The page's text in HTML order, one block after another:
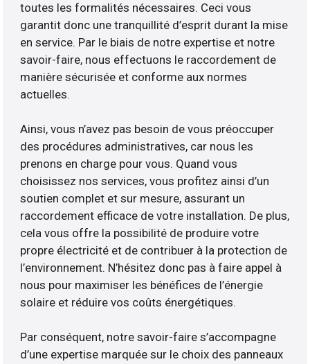
toutes les formalités nécessaires. Ceci vous
garantit donc une tranquillité d’esprit durant la mise
en service. Par le biais de notre expertise et notre
savoir-faire, nous effectuons le raccordement de
manière sécurisée et conforme aux normes
actuelles.
Ainsi, vous n’avez pas besoin de vous préoccuper
des procédures administratives, car nous les
prenons en charge pour vous. Quand vous
choisissez nos services, vous profitez ainsi d’un
soutien complet et sur mesure, assurant un
raccordement efficace de votre installation. De plus,
cela vous offre la possibilité de produire votre
propre électricité et de contribuer à la protection de
l’environnement. N’hésitez donc pas à faire appel à
nous pour maximiser les bénéfices de l’énergie
solaire et réduire vos coûts énergétiques.
Par conséquent, notre savoir-faire s’accompagne
d’une expertise marquée sur le choix des panneaux